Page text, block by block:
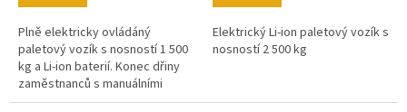
Plně elektricky ovládáný
paletový vozík s nosností 1 500
kg a Li-ion baterií. Konec dřiny
zaměstnanců s manuálními
paleťáky!
Elektrický Li-ion paletový vozík s
nosností 2 500 kg